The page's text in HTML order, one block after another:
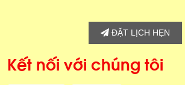
ĐẶT LỊCH HẸN
Kết nối với chúng tôi